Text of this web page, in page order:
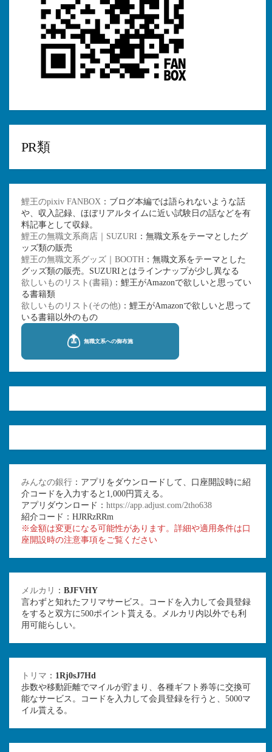
PR類
鯉王のpixiv FANBOX ：ブログ本編では語られないような話
や、収入記録、ほぼリアルタイムに近い試験日の話などを有
料記事として収録。
鯉王の無職文系商店｜SUZURI ：無職文系をテーマとしたグ
ッズ類の販売
鯉王の無職文系グッズ｜BOOTH ：無職文系をテーマとした
グッズ類の販売。SUZURIとはラインナップが少し異なる
欲しいものリスト(書籍) ：鯉王がAmazonで欲しいと思ってい
る書籍類
欲しいものリスト(その他) ：鯉王がAmazonで欲しいと思って
いる書籍以外のもの
みんなの銀行 ：アプリをダウンロードして、口座開設時に紹
介コードを入力すると1,000円貰える。
アプリダウンロード： https://app.adjust.com/2tho638
紹介コード：HJRRzRRm
※金額は変更になる可能性があります。詳細や適用条件は口
座開設時の注意事項をご覧ください
メルカリ ： BJFVHY
言わずと知れたフリマサービス。コードを入力して会員登録
をすると双方に500ポイント貰える。メルカリ内以外でも利
用可能らしい。
トリマ ： 1Rj0sJ7Hd
歩数や移動距離でマイルが貯まり、各種ギフト券等に交換可
能なサービス。コードを入力して会員登録を行うと、5000マ
イル貰える。